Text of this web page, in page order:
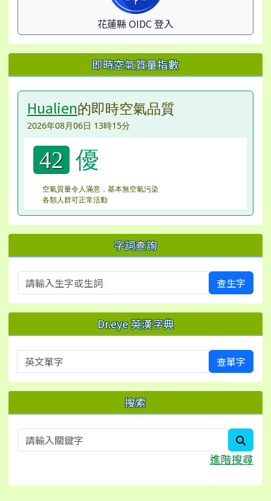
花蓮縣 OIDC 登入
即時空氣質量指數
Hualien的即時空氣品質
2026年08月06日 13時15分
42 優
空氣質量令人滿意，基本無空氣污染
各類人群可正常活動
字詞查詢
查生字
Dr.eye 英漢字典
英文單字 查單字
搜索
進階搜尋